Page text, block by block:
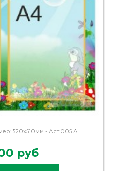
520х510мм - Арт.005 А
руб